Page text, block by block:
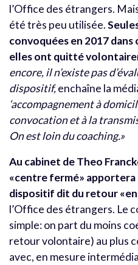
l’Office des étrangers.
été très peu utilisée.
convoquées en 2017
elles ont quitté
encore, il n’existe pas
dispositif,enchaîne la
‘accompagnement à
convocation et à la
On est loin du coaching.»
Au cabinet de Theo
«centre fermé» apportera
dispositif dit du retour «en
l’Office des étrangers. Le
simple: on part du moins
retour volontaire) au plus
avec, en mesure